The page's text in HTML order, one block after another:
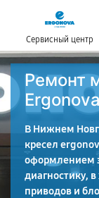
Сервисный центр
Ремонт
В Нижнем
кресел
оформлением
диагностику,
приводов и